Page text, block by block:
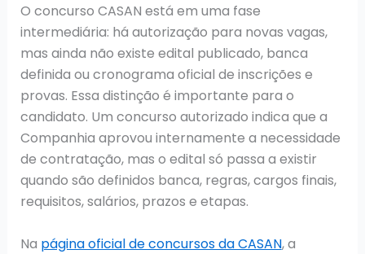
O concurso CASAN está em uma fase
intermediária: há autorização para novas vagas,
mas ainda não existe edital publicado, banca
definida ou cronograma oficial de inscrições e
provas. Essa distinção é importante para o
candidato. Um concurso autorizado indica que a
Companhia aprovou internamente a necessidade
de contratação, mas o edital só passa a existir
quando são definidos banca, regras, cargos finais,
requisitos, salários, prazos e etapas.
Na página oficial de concursos da CASAN, a